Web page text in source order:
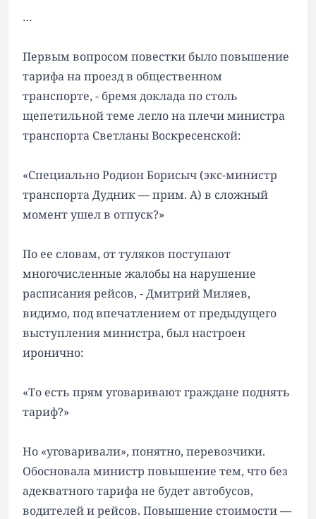
…
Первым вопросом повестки было повышение
тарифа на проезд в общественном
транспорте, - бремя доклада по столь
щепетильной теме легло на плечи министра
транспорта Светланы Воскресенской:
«Специально Родион Борисыч (экс-министр
транспорта Дудник — прим. А) в сложный
момент ушел в отпуск?»
По ее словам, от туляков поступают
многочисленные жалобы на нарушение
расписания рейсов, - Дмитрий Миляев,
видимо, под впечатлением от предыдущего
выступления министра, был настроен
иронично:
«То есть прям уговаривают граждане поднять
тариф?»
Но «уговаривали», понятно, перевозчики.
Обосновала министр повышение тем, что без
адекватного тарифа не будет автобусов,
водителей и рейсов. Повышение стоимости —